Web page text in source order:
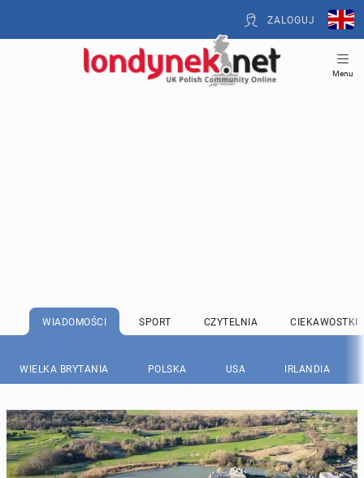
ZALOGUJ
Menu
WIADOMOŚCI SPORT CZYTELNIA CIEKAWOSTKI
WIELKA BRYTANIA POLSKA USA IRLANDIA